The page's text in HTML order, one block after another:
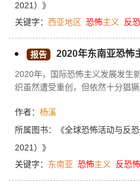
发源地，耶路撒冷被称为“三教圣
多年来持续动荡，地区大国、西
矛盾、冲突不断。丰富的石油资
的宗教地位和复杂动荡的政治社
的温床，使该地区成为多个国际
地区的恐怖组织活跃、恐怖袭击
区的政治、经济、社会遭受严重
2021）》
关键字： 西亚地区 恐怖主义 反
报告 2020年东南亚恐怖
2020年，国际恐怖主义发展发生
织虽然遭受重创，但依然十分猖獗
和扩大”作为标语，呼吁在全球的
动”，并在打击“伊斯兰国”联盟的
战”。另一方面，“基地”组织在也
头目遭到斩首。有消息称，“基地”
2020年10月病亡。东南亚国家采
作者： 杨溪
所属图书：
《全球恐怖活动与反
2021）》
关键字： 东南亚 恐怖主义 反恐怖